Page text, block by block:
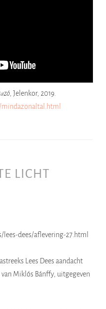
, Jelenkor, 2019.
LICHT
dees/aflevering-27.html
Lees Dees aandacht
van Miklós Bánffy, uitgegeven